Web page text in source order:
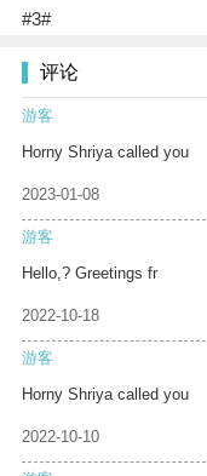
#3#
评论
游客
Horny Shriya called you
2023-01-08
游客
Hello,? Greetings fr
2022-10-18
游客
Horny Shriya called you
2022-10-10